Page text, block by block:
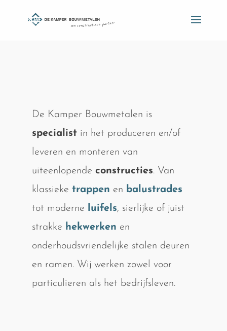
De Kamper Bouwmetalen is
specialistin het produceren en/of
leveren en monteren van
uiteenlopende constructies. Van
klassieke trappen en balustrades
tot moderne luifels, sierlijke of juist
strakke hekwerken en
onderhoudsvriendelijke stalen deuren
en ramen. Wij werken zowel voor
particulieren als het bedrijfsleven.